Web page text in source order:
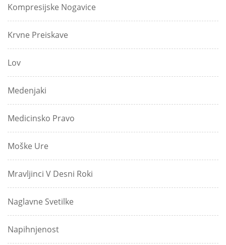
Kompresijske Nogavice
Krvne Preiskave
Lov
Medenjaki
Medicinsko Pravo
Moške Ure
Mravljinci V Desni Roki
Naglavne Svetilke
Napihnjenost